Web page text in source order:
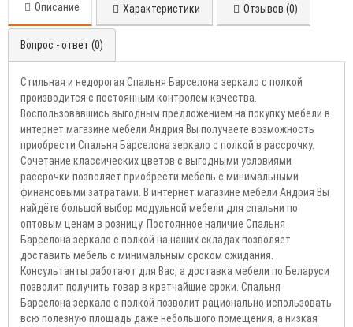
Описание Характеристики Отзывов (0)
Вопрос - ответ (0)
Стильная и недорогая Спальня Барселона зеркало с полкой
производится с постоянным контролем качества.
Воспользовавшись выгодным предложением на покупку мебели в
интернет магазине мебели Андрия Вы получаете возможность
приобрести Спальня Барселона зеркало с полкой в рассрочку.
Сочетание классических цветов с выгодными условиями
рассрочки позволяет приобрести мебель с минимальными
финансовыми затратами. В интернет магазине мебели Андрия Вы
найдёте большой выбор модульной мебели для спальни по
оптовым ценам в розницу. Постоянное наличие Спальня
Барселона зеркало с полкой на наших складах позволяет
доставить мебель с минимальным сроком ожидания.
Консультанты работают для Вас, а доставка мебели по Беларуси
позволит получить товар в кратчайшие сроки. Спальня
Барселона зеркало с полкой позволит рационально использовать
всю полезную площадь даже небольшого помещения, а низкая